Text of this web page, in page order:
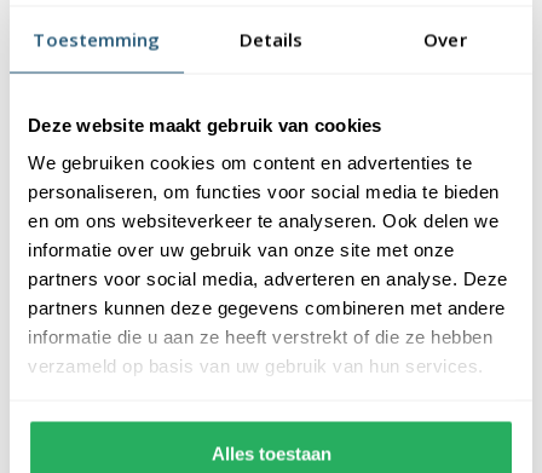
Toestemming Details Over
Deze website maakt gebruik van cookies
We gebruiken cookies om content en advertenties te
personaliseren, om functies voor social media te bieden
en om ons websiteverkeer te analyseren. Ook delen we
informatie over uw gebruik van onze site met onze
partners voor social media, adverteren en analyse. Deze
partners kunnen deze gegevens combineren met andere
informatie die u aan ze heeft verstrekt of die ze hebben
verzameld op basis van uw gebruik van hun services.
Alles toestaan
afwerking, is uw-werend en kan gewassen worden op maximaal
40 graden. De vlag heeft een gemiddelde levensduur van 3 tot 6
de locatie en weersomstandigheden.
Voordelen van de Kazachstaanse vlag
kopen bij Vlaggen Unie
De Kazachstaanse vlag wordt standaard uit eigen voorraad
geleverd, wat zorgt voor een snelle levering. Ook zijn onze
vlaggen voorzien van een hoogwaardige afwerking. Ze zijn
voorzien van een sterke zoom die vastgezet is met een dubbele
✓ snelle levering uit eigen voorraad